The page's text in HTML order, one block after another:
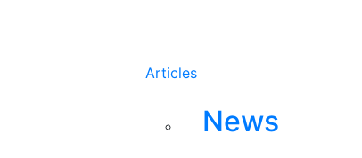
Articles
News